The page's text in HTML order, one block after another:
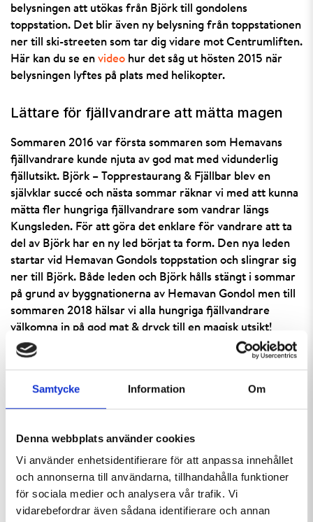
Samtycke Information Om
Denna webbplats använder cookies
Vi använder enhetsidentifierare för att anpassa innehållet
och annonserna till användarna, tillhandahålla funktioner
för sociala medier och analysera vår trafik. Vi
vidarebefordrar även sådana identifierare och annan
belysningen att utökas från Björk till gondolens
toppstation. Det blir även ny belysning från toppstationen
ner till ski-streeten som tar dig vidare mot Centrumliften.
Här kan du se en video hur det såg ut hösten 2015 när
belysningen lyftes på plats med helikopter.
Lättare för fjällvandrare att mätta magen
Sommaren 2016 var första sommaren som Hemavans
fjällvandrare kunde njuta av god mat med vidunderlig
fjällutsikt. Björk – Topprestaurang & Fjällbar blev en
självklar succé och nästa sommar räknar vi med att kunna
mätta fler hungriga fjällvandrare som vandrar längs
Kungsleden. För att göra det enklare för vandrare att ta
del av Björk har en ny led börjat ta form. Den nya leden
startar vid Hemavan Gondols toppstation och slingrar sig
ner till Björk. Både leden och Björk hålls stängt i sommar
på grund av byggnationerna av Hemavan Gondol men till
sommaren 2018 hälsar vi alla hungriga fjällvandrare
välkomna in på god mat & dryck till en magisk utsikt!
I november när skidsäsongen drar igång kommer
två uttjänta liftar vara borta men liftkapaciteten kommer
nämligen en imponerande kapacitet på drygt 2500
personer i timmen vilket kommer innebära ett helt nytt
flöde och ett annat åkmönster i skidsystemet. De
nedfarter som finns i anslutning till den uttjänta
Mellanliften kommer fortsatt att finnas kvar och vi har